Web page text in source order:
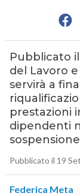
Pubblicato
del Lavoro
servirà a
prestazioni
dipendenti
Pubblicato il 19
Federica Meta